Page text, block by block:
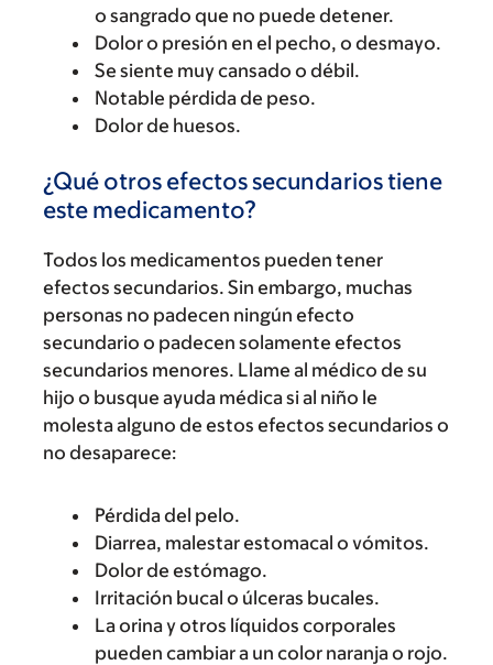
o sangrado que no puede detener.
Dolor o presión en el pecho, o desmayo.
Se siente muy cansado o débil.
Notable pérdida de peso.
Dolor de huesos.
¿Qué otros efectos secundarios tiene
este medicamento?
Todos los medicamentos pueden tener
efectos secundarios. Sin embargo, muchas
personas no padecen ningún efecto
secundario o padecen solamente efectos
secundarios menores. Llame al médico de su
hijo o busque ayuda médica si al niño le
molesta alguno de estos efectos secundarios o
no desaparece:
Pérdida del pelo.
Diarrea, malestar estomacal o vómitos.
Dolor de estómago.
Irritación bucal o úlceras bucales.
La orina y otros líquidos corporales
pueden cambiar a un color naranja o rojo.